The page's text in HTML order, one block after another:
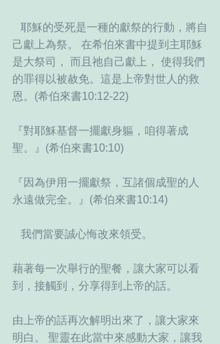
己獻上為祭。 在希伯來書中提到主耶穌
是大祭司， 而且祂自己獻上， 使得我們
的罪得以被赦免。這是上帝對世人的救
恩。(希伯來書10:12-22)
『對耶穌基督一擺獻身軀，咱得著成
聖。』(希伯來書10:10)
『因為伊用一擺獻祭，互諸個成聖的人
永遠做完全。』(希伯來書10:14)
   我們當要誠心悔改來領受。
藉著每一次舉行的聖餐，讓大家可以看
到，接觸到，分享得到上帝的話。
由上帝的話再次解明出來了，讓大家來
明白。 聖靈在此當中來感動大家，讓我